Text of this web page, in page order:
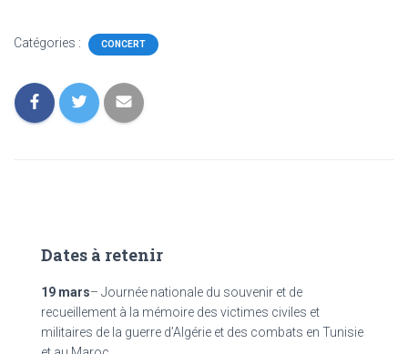
Catégories : CONCERT
Dates à retenir
19 mars– Journée nationale du souvenir et de
recueillement à la mémoire des victimes civiles et
militaires de la guerre d’Algérie et des combats en Tunisie